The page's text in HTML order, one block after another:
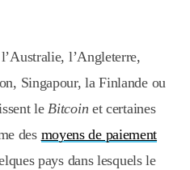
l’Angleterre,
Singapour, la Finlande ou
leBitcoin et certaines
des moyens de paiement
pays dans lesquels le